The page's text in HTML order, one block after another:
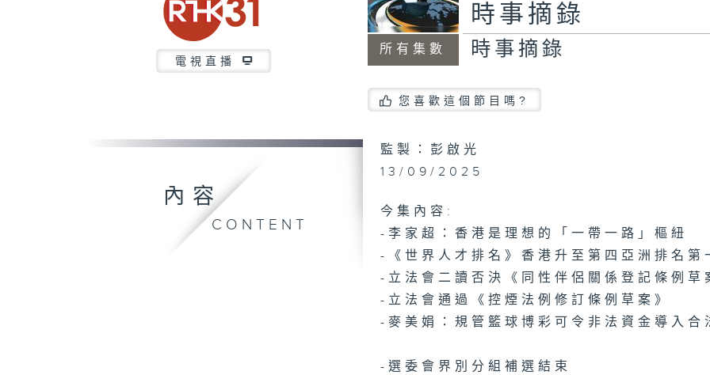
電視直播
所有集數
時事摘錄
時事摘錄
您喜歡這個節目嗎?
內容
CONTENT
監製：彭啟光
13/09/2025
今集內容:
-李家超：香港是理想的「一帶一路」樞紐
-《世界人才排名》香港升至第四亞洲排名第
-立法會二讀否決《同性伴侶關係登記條例草
-立法會通過《控煙法例修訂條例草案》
-麥美娟：規管籃球博彩可令非法資金導入合
-選委會界別分組補選結束